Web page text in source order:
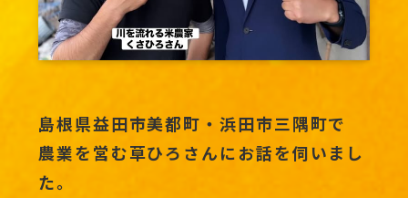
島根県益田市美都町・浜田市三隅町で
農業を営む草ひろさんにお話を伺いまし
た。